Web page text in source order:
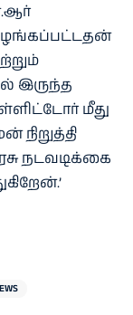
இருந்த
மீது
நிறுத்தி
நடவடிக்கை